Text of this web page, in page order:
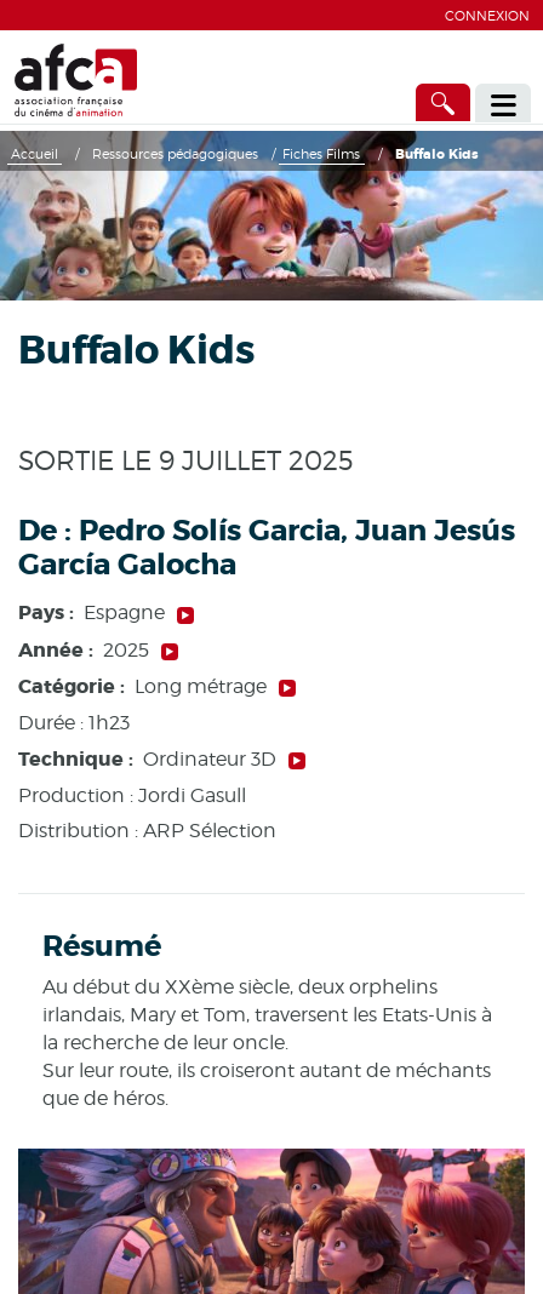
CONNEXION
Accueil / Ressources pédagogiques / Fiches Films / Buffalo Kids
Buffalo Kids
SORTIE LE 9 JUILLET 2025
De : Pedro Solís Garcia, Juan Jesús
García Galocha
Pays : Espagne
Année : 2025
Catégorie : Long métrage
Durée : 1h23
Technique : Ordinateur 3D
Production : Jordi Gasull
Distribution : ARP Sélection
Résumé
Au début du XXème siècle, deux orphelins
irlandais, Mary et Tom, traversent les Etats-Unis à
la recherche de leur oncle.
Sur leur route, ils croiseront autant de méchants
que de héros.